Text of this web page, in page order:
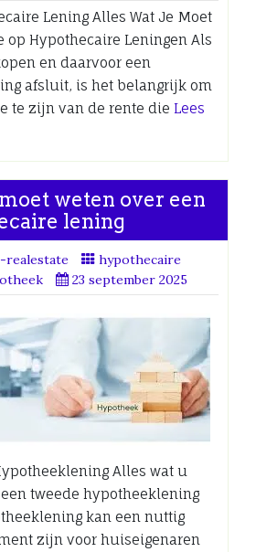
Lening Alles Wat Je Moet
op Hypothecaire Leningen Als
en daarvoor een
afsluit, is het belangrijk om
te zijn van de rente die Lees
weten over een
lening
realestate
hypothecaire
23 september 2025
Alles wat u
tweede hypotheeklening
kan een nuttig
zijn voor huiseigenaren